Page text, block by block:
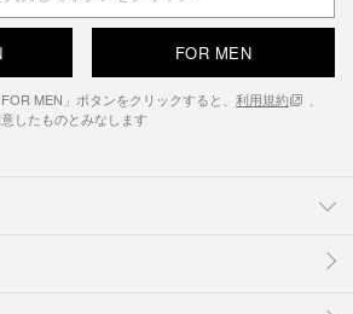
FOR MEN
MEN」ボタンをクリックすると、 利用規約
、
したものとみなします